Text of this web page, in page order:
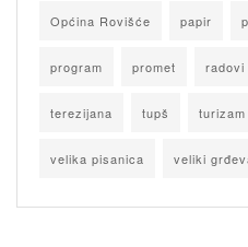
Općina Rovišće papir
program promet radovi
terezijana tupš turizam
velika pisanica veliki